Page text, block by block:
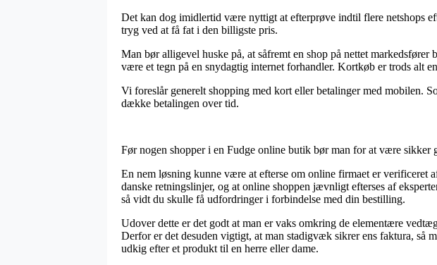
Det kan dog imidlertid være nyttigt at efterprøve indtil flere netshops
tryg ved at få fat i den billigste pris.
Man bør alligevel huske på, at såfremt en shop på nettet
være et tegn på en snydagtig internet forhandler. Kortkøb er trods alt
Vi foreslår generelt shopping med kort eller betalinger med mobilen.
dække betalingen over tid.
Før nogen shopper i en Fudge online butik bør man for at være
En nem løsning kunne være at efterse om online firmaet er
danske retningslinjer, og at online shoppen jævnligt efterses af
så vidt du skulle få udfordringer i forbindelse med din bestilling.
Udover dette er det godt at man er vaks omkring de elementære
Derfor er det desuden vigtigt, at man stadigvæk sikrer ens faktura, så
udkig efter et produkt til en herre eller dame.